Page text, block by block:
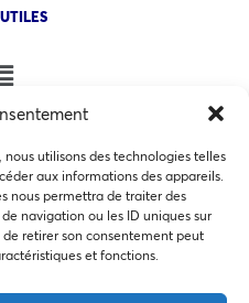
utilisons des technologies telles
aux informations des appareils.
nous permettra de traiter des
navigation ou les ID uniques sur
retirer son consentement peut
et fonctions.
les statistiques et pour
SITES
- 32 Allées d'Orléans